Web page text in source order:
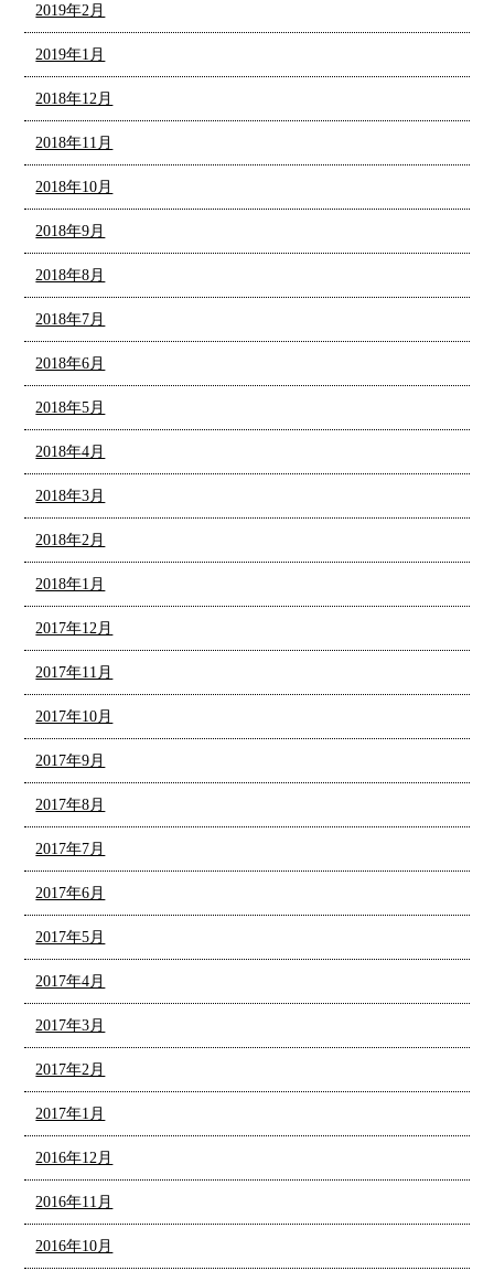
2019年2月
2019年1月
2018年12月
2018年11月
2018年10月
2018年9月
2018年8月
2018年7月
2018年6月
2018年5月
2018年4月
2018年3月
2018年2月
2018年1月
2017年12月
2017年11月
2017年10月
2017年9月
2017年8月
2017年7月
2017年6月
2017年5月
2017年4月
2017年3月
2017年2月
2017年1月
2016年12月
2016年11月
2016年10月